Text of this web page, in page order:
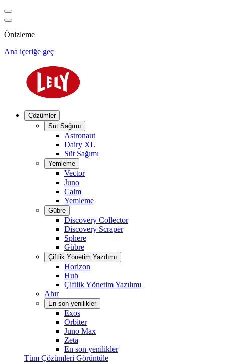
Önizleme
Ana içeriğe geç
Çözümler
Süt Sağımı
Astronaut
Dairy XL
Süt Sağımı
Yemleme
Vector
Juno
Calm
Yemleme
Gübre
Discovery Collector
Discovery Scraper
Sphere
Gübre
Çiftlik Yönetim Yazılımı
Horizon
Hub
Çiftlik Yönetim Yazılımı
Ahır
En son yenilikler
Exos
Orbiter
Juno Max
Zeta
En son yenilikler
Tüm Çözümleri Görüntüle